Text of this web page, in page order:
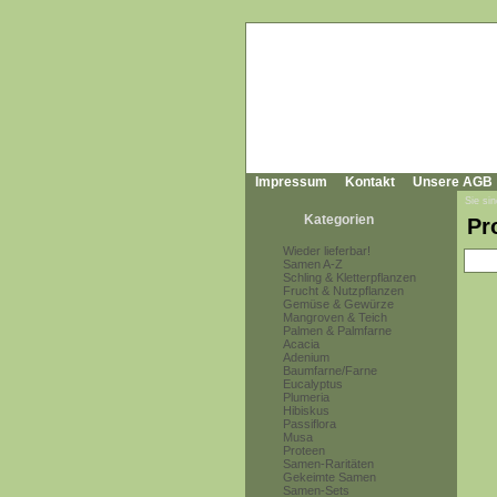
Impressum Kontakt Unsere AGB
Kategorien
Wieder lieferbar!
Samen A-Z
Schling & Kletterpflanzen
Frucht & Nutzpflanzen
Gemüse & Gewürze
Mangroven & Teich
Palmen & Palmfarne
Acacia
Adenium
Baumfarne/Farne
Eucalyptus
Plumeria
Hibiskus
Passiflora
Musa
Proteen
Samen-Raritäten
Gekeimte Samen
Samen-Sets
Sie